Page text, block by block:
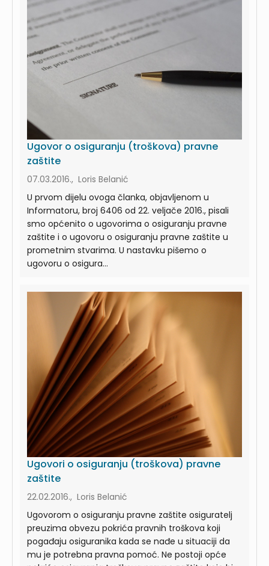
Ugovor o osiguranju (troškova) pravne
zaštite
07.03.2016., Loris Belanić
U prvom dijelu ovoga članka, objavljenom u
Informatoru, broj 6406 od 22. veljače 2016., pisali
smo općenito o ugovorima o osiguranju pravne
zaštite i o ugovoru o osiguranju pravne zaštite u
prometnim stvarima. U nastavku pišemo o
ugovoru o osigura...
Ugovori o osiguranju (troškova) pravne
zaštite
22.02.2016., Loris Belanić
Ugovorom o osiguranju pravne zaštite osiguratelj
preuzima obvezu pokrića pravnih troškova koji
pogađaju osiguranika kada se nađe u situaciji da
mu je potrebna pravna pomoć. Ne postoji opće